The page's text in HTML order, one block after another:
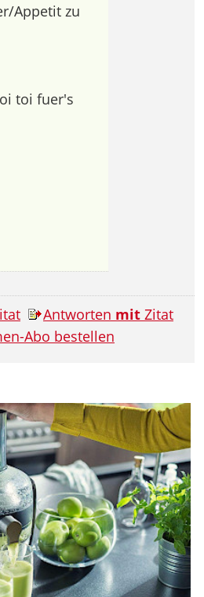
Appetit zu
toi fuer's
Antworten mit Zitat
Abo bestellen